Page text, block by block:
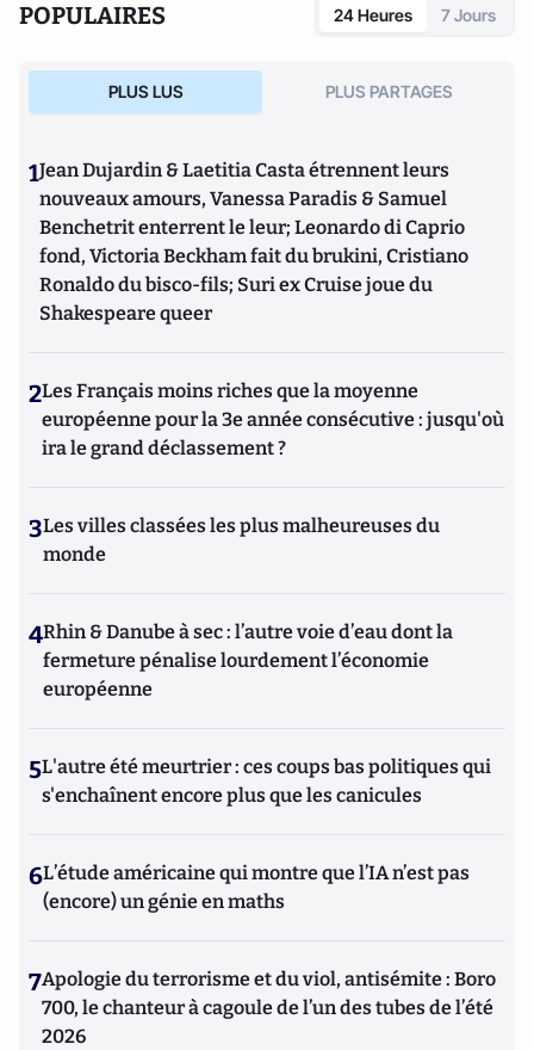
POPULAIRES 24 Heures 7 Jours
PLUS LUS PLUS PARTAGES
1Jean Dujardin & Laetitia Casta étrennent leurs
nouveaux amours, Vanessa Paradis & Samuel
Benchetrit enterrent le leur; Leonardo di Caprio
fond, Victoria Beckham fait du brukini, Cristiano
Ronaldo du bisco-fils; Suri ex Cruise joue du
Shakespeare queer
2Les Français moins riches que la moyenne
européenne pour la 3e année consécutive : jusqu'où
ira le grand déclassement ?
3Les villes classées les plus malheureuses du
monde
4Rhin & Danube à sec : l’autre voie d’eau dont la
fermeture pénalise lourdement l’économie
européenne
5L'autre été meurtrier : ces coups bas politiques qui
s'enchaînent encore plus que les canicules
6L’étude américaine qui montre que l’IA n’est pas
(encore) un génie en maths
7Apologie du terrorisme et du viol, antisémite : Boro
700, le chanteur à cagoule de l’un des tubes de l’été
2026